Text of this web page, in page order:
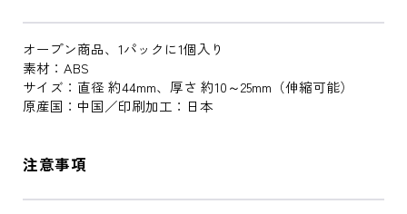
オープン商品、1パックに1個入り
素材：ABS
サイズ：直径 約44mm、厚さ 約10～25mm（伸縮可能）
原産国：中国／印刷加工：日本
注意事項